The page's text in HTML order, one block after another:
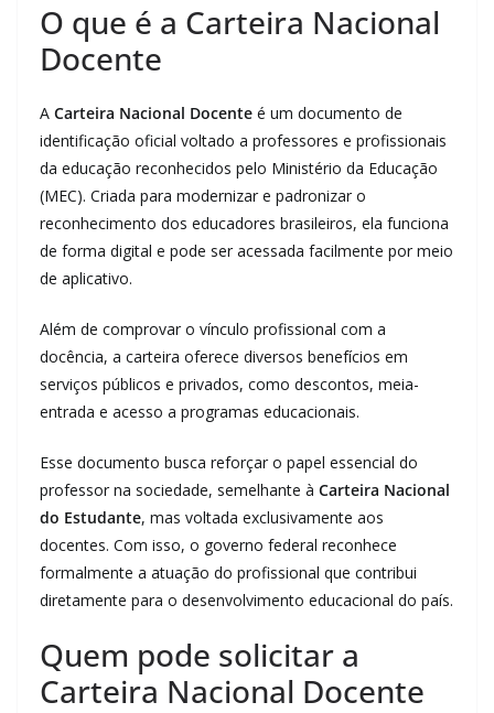
O que é a Carteira Nacional
Docente
A Carteira Nacional Docente é um documento de
identificação oficial voltado a professores e profissionais
da educação reconhecidos pelo Ministério da Educação
(MEC). Criada para modernizar e padronizar o
reconhecimento dos educadores brasileiros, ela funciona
de forma digital e pode ser acessada facilmente por meio
de aplicativo.
Além de comprovar o vínculo profissional com a
docência, a carteira oferece diversos benefícios em
serviços públicos e privados, como descontos, meia-
entrada e acesso a programas educacionais.
Esse documento busca reforçar o papel essencial do
professor na sociedade, semelhante à Carteira Nacional
do Estudante, mas voltada exclusivamente aos
docentes. Com isso, o governo federal reconhece
formalmente a atuação do profissional que contribui
diretamente para o desenvolvimento educacional do país.
Quem pode solicitar a
Carteira Nacional Docente